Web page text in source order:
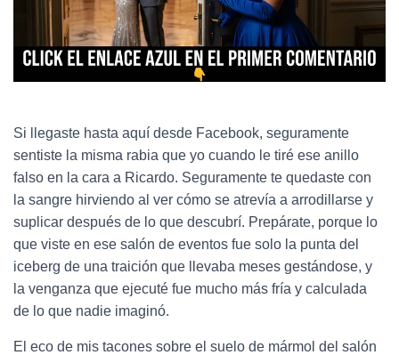
Si llegaste hasta aquí desde Facebook, seguramente
sentiste la misma rabia que yo cuando le tiré ese anillo
falso en la cara a Ricardo. Seguramente te quedaste con
la sangre hirviendo al ver cómo se atrevía a arrodillarse y
suplicar después de lo que descubrí. Prepárate, porque lo
que viste en ese salón de eventos fue solo la punta del
iceberg de una traición que llevaba meses gestándose, y
la venganza que ejecuté fue mucho más fría y calculada
de lo que nadie imaginó.
El eco de mis tacones sobre el suelo de mármol del salón